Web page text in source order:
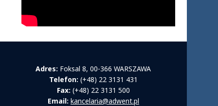
Adres: Foksal 8, 00-366 WARSZAWA
Telefon: (+48) 22 3131 431
Fax: (+48) 22 3131 500
Email: kancelaria@adwent.pl